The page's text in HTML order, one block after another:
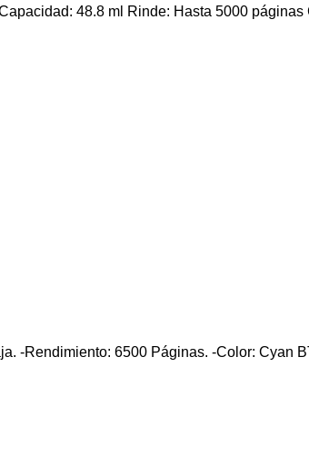
48.8 ml Rinde: Hasta 5000
-Rendimiento: 6500 Páginas. -Color: Cyan